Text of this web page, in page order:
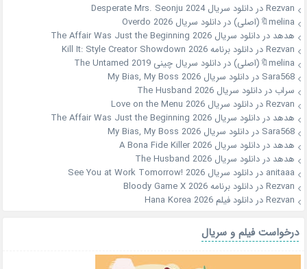
Rezvanدردانلود سریال Desperate Mrs. Seonju 2024
melina🔖(اصلی)
دردانلود سریال Overdo 2026
هدهد دردانلود سریال The Affair Was Just the Beginning 2026
Rezvanدردانلود برنامه Kill It: Style Creator Showdown 2026
melina🔖(اصلی)
دردانلود سریال چینی The Untamed 2019
Sara568 دردانلود سریال My Bias, My Boss 2026
سراب دردانلود سریال The Husband 2026
Rezvanدردانلود سریال Love on the Menu 2026
هدهد دردانلود سریال The Affair Was Just the Beginning 2026
Sara568 دردانلود سریال My Bias, My Boss 2026
هدهد دردانلود سریال A Bona Fide Killer 2026
هدهد دردانلود سریال The Husband 2026
anitaaa دردانلود سریال See You at Work Tomorrow! 2026
Rezvanدردانلود برنامه Bloody Game X 2026
Rezvanدردانلود فیلم Hana Korea 2026
درخواست فیلم و سریال